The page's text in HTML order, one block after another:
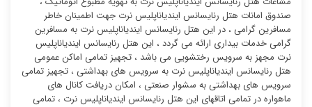
صندوق امانات هتل رنایسانس ایندیاناپلیس نرت جهت اطمینان خاطر
مسافرین گرامی ، در این هتل رنایسانس ایندیاناپلیس نرت به مسافرین
گرامی خدمات بیداری ارائه می گردد ، این هتل رنایسانس ایندیاناپلیس
نرت مجهز به سرویس رختشویی می باشد ، تجهیز تمامی اماکن عمومی
هتل رنایسانس ایندیاناپلیس نرت به سرویس های بهداشتی ، تجهیز تمامی
سرویس های بهداشتی به سشوار صنعتی ، امکان دریافت کانال های
ماهواره در تمامی اتاقهای این هتل رنایسانس ایندیاناپلیس نرت ، تمامی